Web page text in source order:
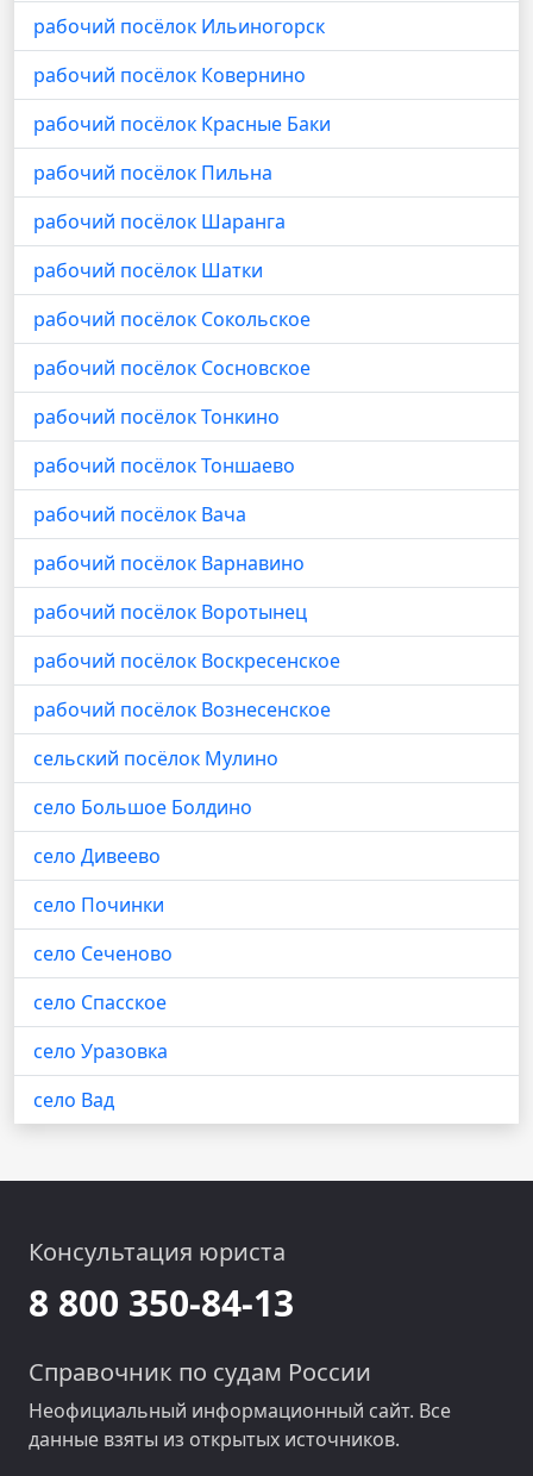
рабочий посёлок Ильиногорск
рабочий посёлок Ковернино
рабочий посёлок Красные Баки
рабочий посёлок Пильна
рабочий посёлок Шаранга
рабочий посёлок Шатки
рабочий посёлок Сокольское
рабочий посёлок Сосновское
рабочий посёлок Тонкино
рабочий посёлок Тоншаево
рабочий посёлок Вача
рабочий посёлок Варнавино
рабочий посёлок Воротынец
рабочий посёлок Воскресенское
рабочий посёлок Вознесенское
сельский посёлок Мулино
село Большое Болдино
село Дивеево
село Починки
село Сеченово
село Спасское
село Уразовка
село Вад
Консультация юриста
8 800 350-84-13
Справочник по судам России
Неофициальный информационный сайт. Все
данные взяты из открытых источников.